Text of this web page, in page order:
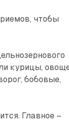
чтобы
курицы,
бобовые,
Главное –